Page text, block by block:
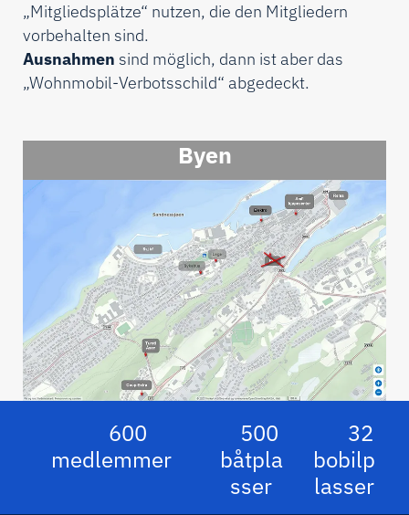
„Mitgliedsplätze“ nutzen, die den Mitgliedern
vorbehalten sind.
Ausnahmen sind möglich, dann ist aber das
„Wohnmobil-Verbotsschild“ abgedeckt.
Byen
600
medlemmer
500
båtpla
sser
32
bobilp
lasser